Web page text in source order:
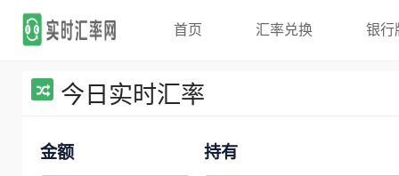
首页 汇率兑换 银行
今日实时汇率
金额 持有